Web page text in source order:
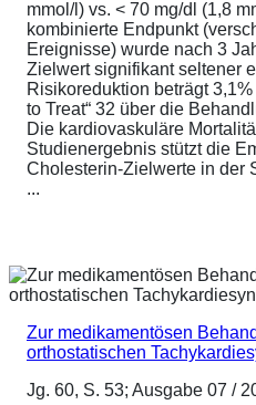
mmol/l) vs. < 70 mg/dl (1,8
kombinierte Endpunkt
Ereignisse) wurde nach 3
Zielwert signifikant seltener
Risikoreduktion beträgt
to Treat“ 32 über die
Die kardiovaskuläre
Studienergebnis stützt die
Cholesterin-Zielwerte in der
...
Zur medikamentösen
orthostatischen
Jg. 60, S. 53; Ausgabe 07 /